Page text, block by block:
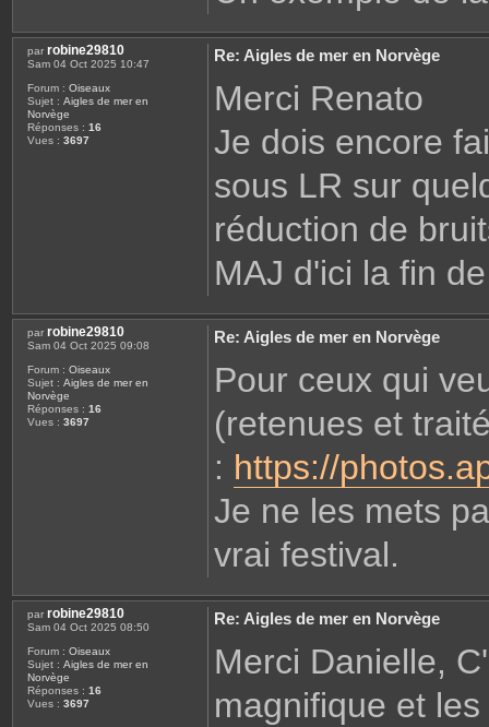
par robine29810
Sam 04 Oct 2025 10:47
Forum : Oiseaux
Sujet : Aigles de mer en
Norvège
Réponses : 16
Vues : 3697
Re: Aigles de mer en Norvège
Merci Renato
Je dois encore
sous LR sur
réduction de
MAJ d'ici la fin
par robine29810
Sam 04 Oct 2025 09:08
Forum : Oiseaux
Sujet : Aigles de mer en
Norvège
Réponses : 16
Vues : 3697
Re: Aigles de mer en Norvège
Pour ceux qui
(retenues et
: https://
Je ne les mets
vrai festival.
par robine29810
Sam 04 Oct 2025 08:50
Forum : Oiseaux
Sujet : Aigles de mer en
Norvège
Réponses : 16
Vues : 3697
Re: Aigles de mer en Norvège
Merci Danielle,
magnifique et